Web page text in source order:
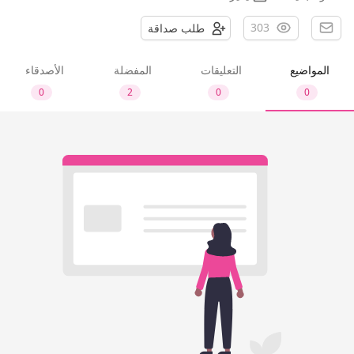
303 طلب صداقة
المواضيع
0
التعليقات
0
المفضلة
2
الأصدقاء
0